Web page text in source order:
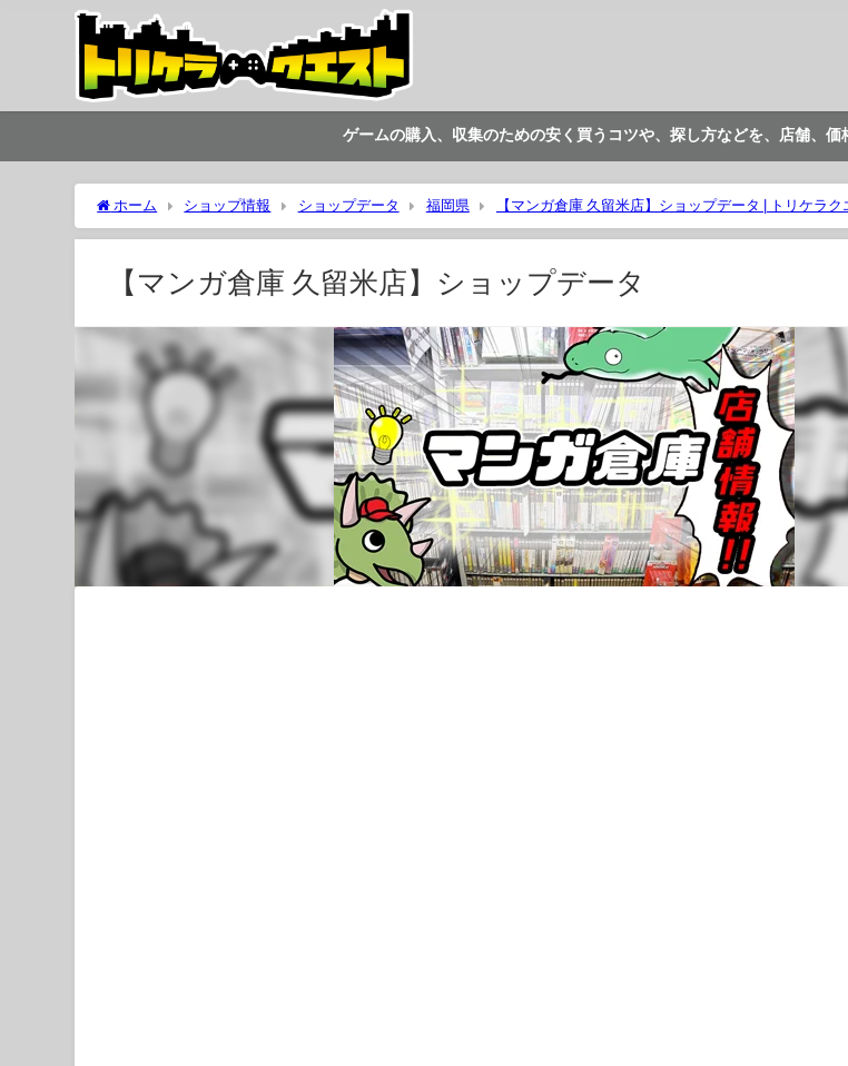
ゲームの購入、収集のための安く買うコツや、探し方などを、店舗、価
ホーム ショップ情報 ショップデータ 福岡県 【マンガ倉庫 久留米店】ショップデータ | トリケラク
【マンガ倉庫 久留米店】ショップデータ